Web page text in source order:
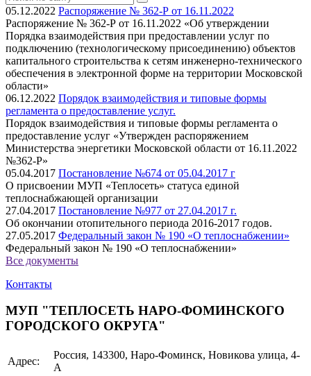
05.12.2022 Распоряжение № 362-Р от 16.11.2022
Распоряжение № 362-Р от 16.11.2022 «Об утверждении
Порядка взаимодействия при предоставлении услуг по
подключению (технологическому присоединению) объектов
капитального строительства к сетям инженерно-технического
обеспечения в электронной форме на территории Московской
области»
06.12.2022 Порядок взаимодействия и типовые формы
регламента о предоставление услуг.
Порядок взаимодействия и типовые формы регламента о
предоставление услуг «Утвержден распоряжением
Министерства энергетики Московской области от 16.11.2022
№362-Р»
05.04.2017 Постановление №674 от 05.04.2017 г
О присвоении МУП «Теплосеть» статуса единой
теплоснабжающей организации
27.04.2017 Постановление №977 от 27.04.2017 г.
Об окончании отопительного периода 2016-2017 годов.
27.05.2017 Федеральный закон № 190 «О теплоснабжении»
Федеральный закон № 190 «О теплоснабжении»
Все документы
Контакты
МУП "ТЕПЛОСЕТЬ НАРО-ФОМИНСКОГО
ГОРОДСКОГО ОКРУГА"
Адрес:
Россия, 143300, Наро-Фоминск, Новикова улица, 4-
А